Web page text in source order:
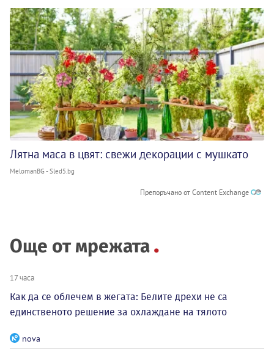
Лятна маса в цвят: свежи декорации с мушкато
MelomanBG - Sled5.bg
Препоръчано от Content Exchange
Още от мрежата
17 часа
Как да се облечем в жегата: Белите дрехи не са
единственото решение за охлаждане на тялото
nova